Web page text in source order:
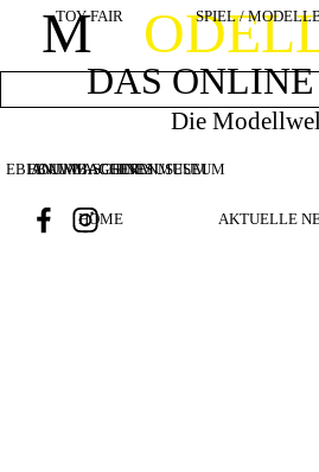
Direkt zum Seiteninhalt
M
TOY FAIR SPIEL /
DAS
Die
BOUWMACHINES
BAUMASCHINENMUSEUM
EBIANUMBAGGERMUSEUM
HOME AKTUELLE